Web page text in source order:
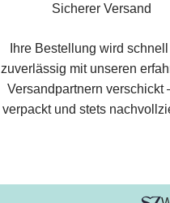
Sicherer Versand
Ihre Bestellung wird schnell
zuverlässig mit unseren
Versandpartnern verschickt
verpackt und stets